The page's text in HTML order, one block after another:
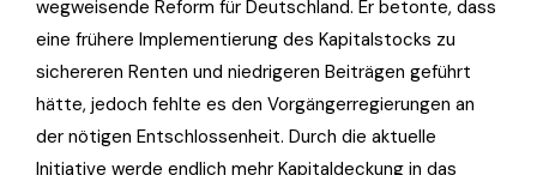
wegweisende Reform für Deutschland. Er betonte, dass
eine frühere Implementierung des Kapitalstocks zu
sichereren Renten und niedrigeren Beiträgen geführt
hätte, jedoch fehlte es den Vorgängerregierungen an
der nötigen Entschlossenheit. Durch die aktuelle
Initiative werde endlich mehr Kapitaldeckung in das